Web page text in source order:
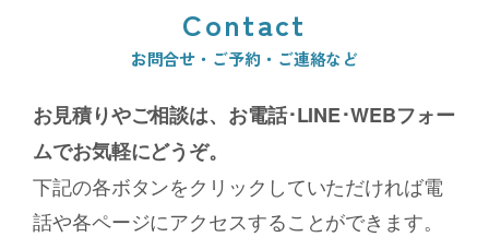
Contact
お問合せ・ご予約・ご連絡など
お見積りやご相談は、お電話･LINE･WEBフォー
ムでお気軽にどうぞ。
下記の各ボタンをクリックしていただければ電
話や各ページにアクセスすることができます。